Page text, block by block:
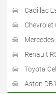
Cadillac
Chevrolet
Renault
Toyota
Aston